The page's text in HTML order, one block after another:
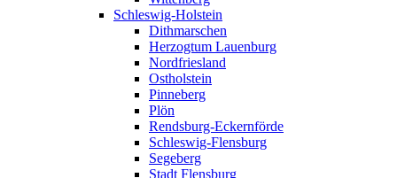
Schleswig-Holstein
Dithmarschen
Herzogtum Lauenburg
Nordfriesland
Ostholstein
Pinneberg
Plön
Rendsburg-Eckernförde
Schleswig-Flensburg
Segeberg
Stadt Flensburg